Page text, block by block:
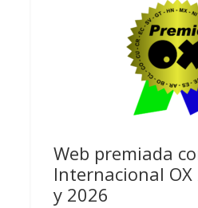
Web premiada
Internacional OX
y 2026